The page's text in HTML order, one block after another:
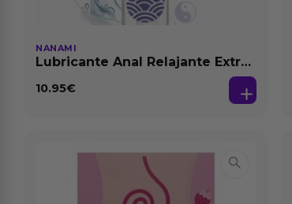
NANAMI
Lubricante Anal Relajante Extra
10.95€